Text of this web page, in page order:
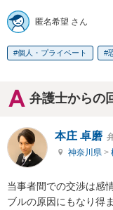
匿名希望 さん
個人・プライベート
弁護士からの
本庄 卓磨
神奈川県 >
当事者間での交渉は感
ブルの原因にもなり得